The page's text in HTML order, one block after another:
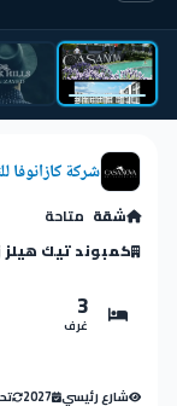
شركة كازانوفا
شقة متاحة
كمبوند تيك هيلز
3
غرف
شارع رئيسي 2027